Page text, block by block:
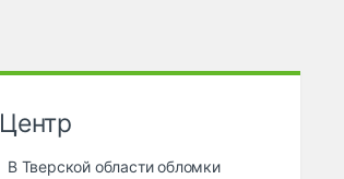
Центр
В Тверской области обломки